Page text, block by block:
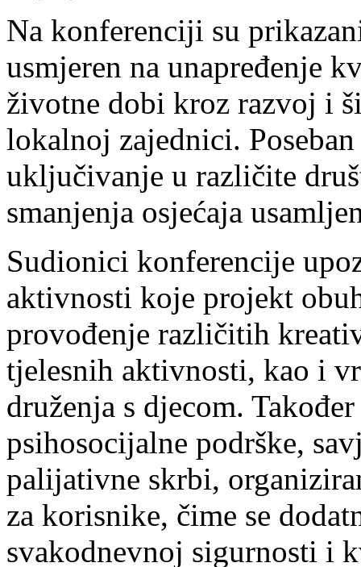
Na konferenciji su
usmjeren na unapređenje
životne dobi kroz razvoj i
lokalnoj zajednici.
uključivanje u različite
smanjenja osjećaja
Sudionici konferencije
aktivnosti koje projekt
provođenje različitih
tjelesnih aktivnosti, kao i
druženja s djecom.
psihosocijalne podrške,
palijativne skrbi,
za korisnike, čime se
svakodnevnoj sigurnosti i